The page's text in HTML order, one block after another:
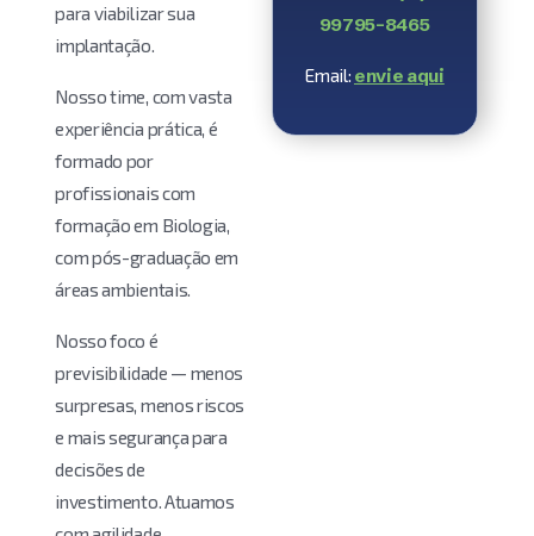
para viabilizar sua
implantação.
Nosso time, com vasta
experiência prática, é
formado por
profissionais com
formação em Biologia,
com pós-graduação em
áreas ambientais.
Nosso foco é
previsibilidade — menos
surpresas, menos riscos
e mais segurança para
decisões de
investimento. Atuamos
99795-8465
Email: envie aqui